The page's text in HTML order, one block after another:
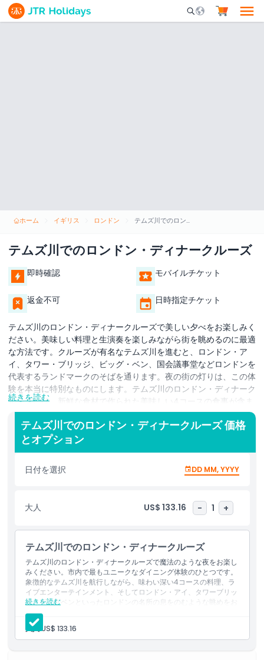
Mobile Search
ホーム イギリス ロンドン テムズ川でのロンドン・ディナークルーズ
テムズ川でのロンドン・ディナークルーズ
即時確認 モバイルチケット
返金不可 日時指定チケット
テムズ川のロンドン・ディナークルーズで美しい夕べをお楽しみく
ださい。美味しい料理と生演奏を楽しみながら街を眺めるのに最適
な方法です。クルーズが有名なテムズ川を進むと、ロンドン・ア
イ、タワー・ブリッジ、ビッグ・ベン、国会議事堂などロンドンを
代表するランドマークのそばを通ります。夜の街の灯りは、この体
験を本当に特別なものにします。テムズ川のロンドン・ディナーク
ルーズには、新鮮な食材で作られた美味しい4コースの食事が含ま
れており、くつろぎながら乗船中にテーブルで提供されます。生演
奏が魅力を添え、夜を通してロマンチックで穏やかな雰囲気を作り
出します。特別な祝い事をする場合も、素晴らしい景色を眺める静
かな夜を過ごしたい場合も、このテムズ川ディナークルーズは素晴
らしい選択です。乗船した瞬間から、親切なスタッフがすべてを手
配してくれるので、安心してお楽しみいただけます。船内は大きな
逃すことはありません。テムズ川のロンドン・ディナークルーズ
は、観光、上質な食事、エンターテインメントを一度に楽しめるロ
を本当に忘れられないものにしてください。テムズ川の船上という
快適な空間から、食事、音楽、有名な市の景観が完璧に組み合わさ
った体験です。
ハイライト
続きを読む
テムズ川でのロンドン・ディナークルーズ 価格
とオプション
日付を選択 DD MM, YYYY
大人 US$ 133.16 - 1 +
テムズ川でのロンドン・ディナークルーズ
テムズ川のロンドン・ディナークルーズで魔法のような夜をお楽し
みください。市内で最もユニークなダイニング体験のひとつです。
象徴的なテムズ川を航行しながら、味わい深い4コースの料理、ラ
イブエンターテインメント、そしてロンドン・アイ、タワーブリッ
ジ、ビッグベンといったロンドンの名所の息をのむような眺めをお
楽しみいただけます。このテムズ川ディナークルーズは、観光、上
質な食事、そしてくつろぎを完璧に組み合わせており、ロマンチッ
クな夜や特別な夜のお出かけに最適です。
続きを読む
大人: US$ 133.16